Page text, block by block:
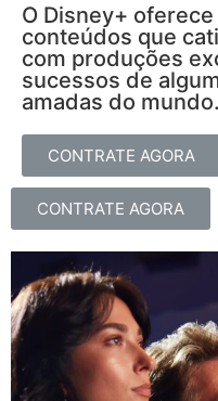
O Disney+
conteúdos que
com produções
sucessos de
amadas do mundo.
CONTRATE AGORA
CONTRATE AGORA